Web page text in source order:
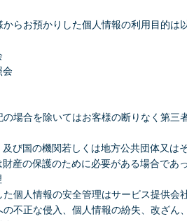
らお預かりした個人情報の利用目的は
会
場合を除いてはお客様の断りなく第三
び国の機関若しくは地方公共団体又
産の保護のために必要がある場合であ
た個人情報の安全管理はサービス提供
不正な侵入、個人情報の紛失、改ざん